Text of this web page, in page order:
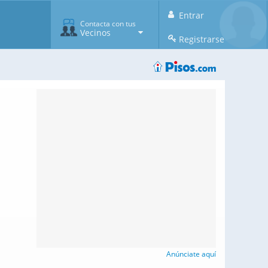
Entrar
Registrarse
Contacta con tus
Vecinos
Anúnciate aquí